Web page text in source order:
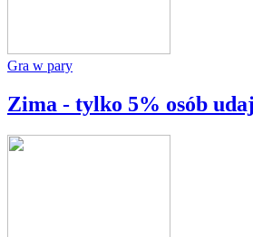
Gra w pary
Zima - tylko 5% osób